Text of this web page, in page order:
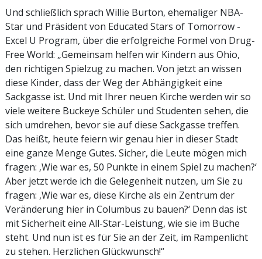
Und schließlich sprach Willie Burton, ehemaliger NBA-
Star und Präsident von Educated Stars of Tomorrow -
Excel U Program, über die erfolgreiche Formel von Drug-
Free World: „Gemeinsam helfen wir Kindern aus Ohio,
den richtigen Spielzug zu machen. Von jetzt an wissen
diese Kinder, dass der Weg der Abhängigkeit eine
Sackgasse ist. Und mit Ihrer neuen Kirche werden wir so
viele weitere Buckeye Schüler und Studenten sehen, die
sich umdrehen, bevor sie auf diese Sackgasse treffen.
Das heißt, heute feiern wir genau hier in dieser Stadt
eine ganze Menge Gutes. Sicher, die Leute mögen mich
fragen: ‚Wie war es, 50 Punkte in einem Spiel zu machen?‘
Aber jetzt werde ich die Gelegenheit nutzen, um Sie zu
fragen: ,Wie war es, diese Kirche als ein Zentrum der
Veränderung hier in Columbus zu bauen?‘ Denn das ist
mit Sicherheit eine All-Star-Leistung, wie sie im Buche
steht. Und nun ist es für Sie an der Zeit, im Rampenlicht
zu stehen. Herzlichen Glückwunsch!“